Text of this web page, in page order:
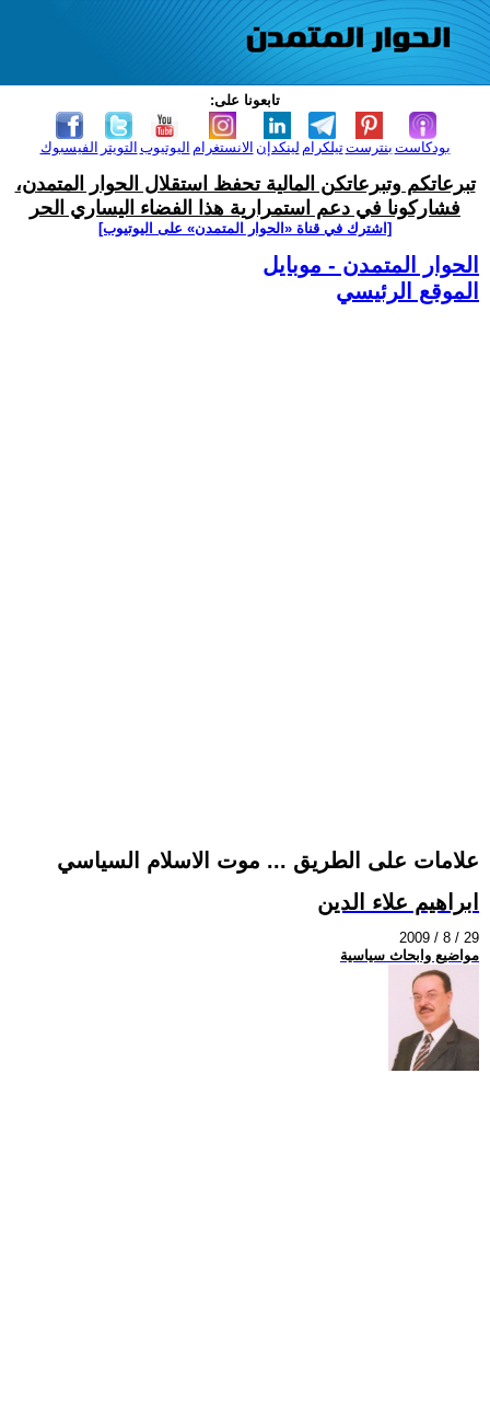
تابعونا على:
الفيسبوك التويتر اليوتيوب الانستغرام لينكدإن تيلكرامبنترست بودكاست
تبرعاتكم وتبرعاتكن المالية تحفظ استقلال الحوار المتمدن،
فشاركونا في دعم استمرارية هذا الفضاء اليساري الحر
[اشترك في قناة ‫«الحوار المتمدن» على اليوتيوب]
الحوار المتمدن - موبايل
الموقع الرئيسي
علامات على الطريق ... موت الاسلام السياسي
ابراهيم علاء الدين
2009 / 8 / 29
مواضيع وابحاث سياسية